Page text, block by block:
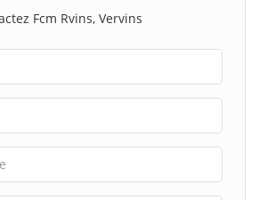
Fcm Rvins, Vervins